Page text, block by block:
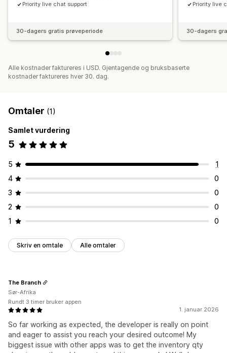
Priority live chat support
30-dagers gratis prøveperiode
Priority live
30-dagers
Alle kostnader faktureres i USD. Gjentagende og bruksbaserte
kostnader faktureres hver 30. dag.
Omtaler (1)
Samlet vurdering
5
5
1
4
0
3
0
2
0
1
0
Skriv en omtale Alle omtaler
1. januar 2026
So far working as expected, the developer is really on point
and eager to assist you reach your desired outcome! My
biggest issue with other apps was to get the inventory qty
The Branch
Sør-Afrika
Rundt 3 timer bruker appen